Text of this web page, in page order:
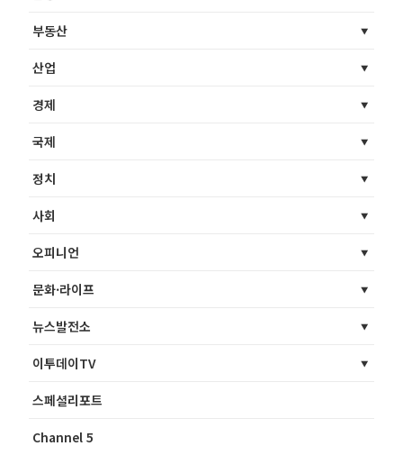
부동산
산업
경제
국제
정치
사회
오피니언
문화·라이프
뉴스발전소
이투데이TV
스페셜리포트
Channel 5